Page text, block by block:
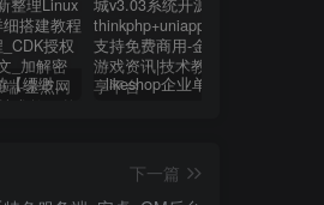
大话回合手游【缥缈西游神族版】最新整理Linux手工服务端_详细搭建教程_通用视频教程_CDK授权_管理后台_明文_加解密工具_安卓苹果端
下一篇